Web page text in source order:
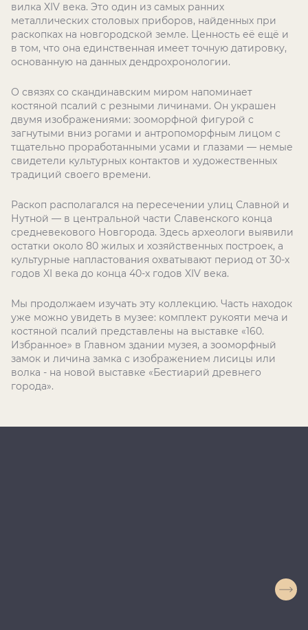
вилка XIV века. Это один из самых ранних
металлических столовых приборов, найденных при
раскопках на новгородской земле. Ценность её ещё и
в том, что она единственная имеет точную датировку,
основанную на данных дендрохронологии.
О связях со скандинавским миром напоминает
костяной псалий с резными личинами. Он украшен
двумя изображениями: зооморфной фигурой с
загнутыми вниз рогами и антропоморфным лицом с
тщательно проработанными усами и глазами — немые
свидетели культурных контактов и художественных
традиций своего времени.
Раскоп располагался на пересечении улиц Славной и
Нутной — в центральной части Славенского конца
средневекового Новгорода. Здесь археологи выявили
остатки около 80 жилых и хозяйственных построек, а
культурные напластования охватывают период от 30-х
годов XI века до конца 40-х годов XIV века.
Мы продолжаем изучать эту коллекцию. Часть находок
уже можно увидеть в музее: комплект рукояти меча и
костяной псалий представлены на выставке «160.
Избранное» в Главном здании музея, а зооморфный
замок и личина замка с изображением лисицы или
волка - на новой выставке «Бестиарий древнего
города».